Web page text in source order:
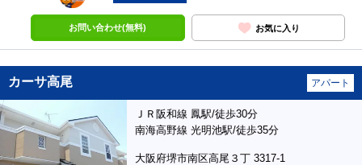
お問い合わせ(無料) お気に入り
カーサ高尾 アパート
ＪＲ阪和線 鳳駅/徒歩30分
南海高野線 光明池駅/徒歩35分
大阪府堺市南区高尾３丁 3317-1